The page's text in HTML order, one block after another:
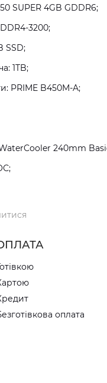
SUPER 4GB GDDR6;
3200;
SSD;
1TB;
PRIME B450M-A;
240mm
оплата